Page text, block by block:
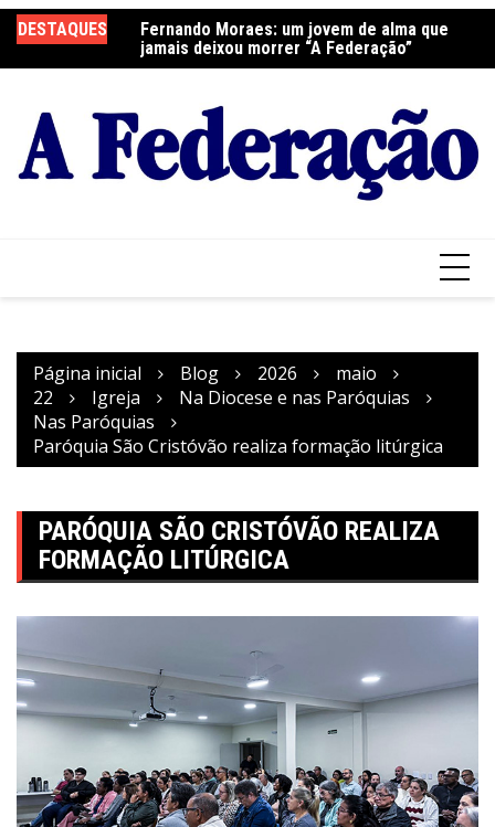
para
o
DESTAQUES
a Festa do
Fernando Moraes: um jovem de alma que
jamais deixou morrer “A Federação”
Página inicial Blog 2026
maio
22
Igreja
Na Diocese e nas Paróquias
Nas Paróquias
Paróquia São Cristóvão realiza formação litúrgica
PARÓQUIA SÃO CRISTÓVÃO REALIZA
FORMAÇÃO LITÚRGICA